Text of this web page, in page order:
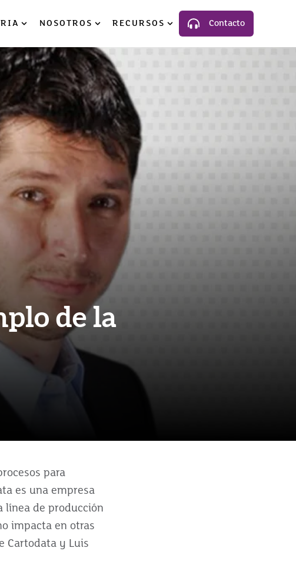
NOSOTROS
Show submenu for Nosotros
RECURSOS
Show submenu for Recursos
Contacto
de la
para
es una empresa
línea de producción
impacta en otras
Cartodata y Luis